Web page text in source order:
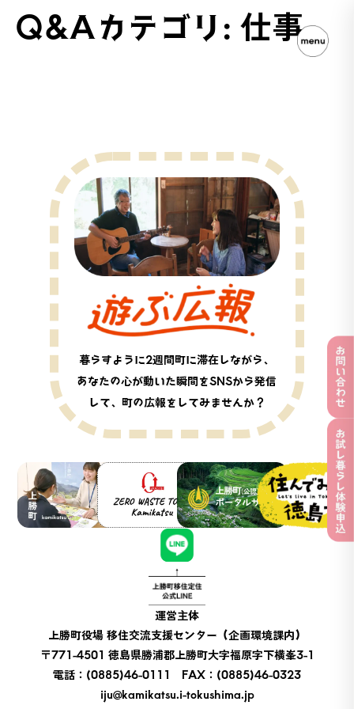
Q&Aカテゴリ: 仕事
遊ぶ広報
暮らすように2週間町に滞在しながら、
あなたの心が動いた瞬間をSNSから発信
して、町の広報をしてみませんか？
上勝町公式WEBサイト
ZERO WASTE TOWN
上勝町（公認）観光ポータ
徳島県移住ポータルサイト
上勝町移住定住公式LINE
運営主体
上勝町役場 移住交流支援センター（企画環境課内）
〒771-4501 徳島県勝浦郡上勝町大字福原字下横峯3-1
電話：(0885)46-0111 FAX：(0885)46-0323
iju@kamikatsu.i-tokushima.jp